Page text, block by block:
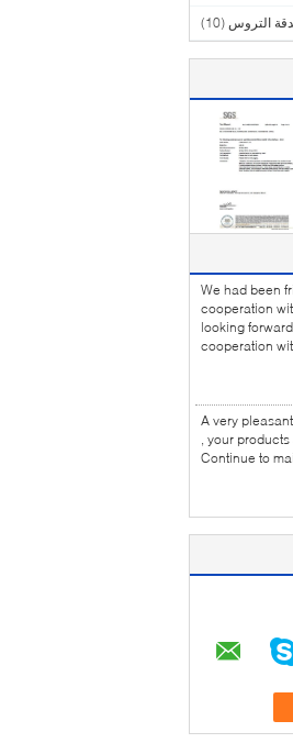
التروس (10)
We had been
cooperation
looking
cooperation
A very
, your
Continue to